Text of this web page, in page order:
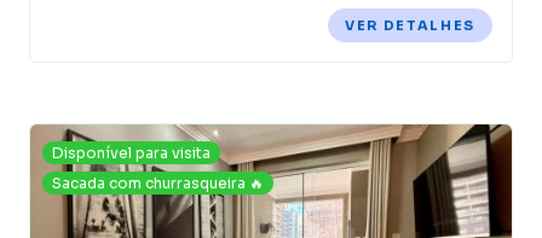
VER DETALHES
Disponível para visita
Sacada com churrasqueira 🔥